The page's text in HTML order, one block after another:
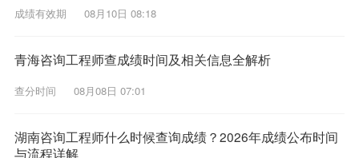
成绩有效期 08月10日 08:18
青海咨询工程师查成绩时间及相关信息全解析
查分时间 08月08日 07:01
湖南咨询工程师什么时候查询成绩？2026年成绩公布时间
与流程详解